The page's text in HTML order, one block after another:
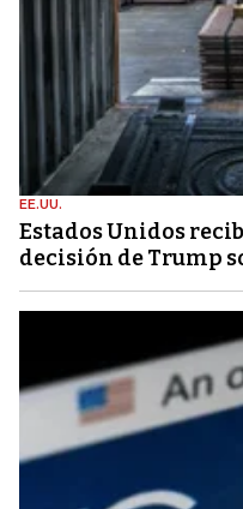
EE.UU.
Estados Unidos
decisión de Trump